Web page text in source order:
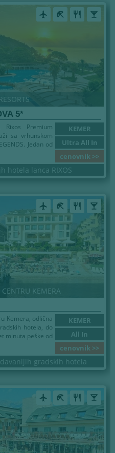
airplanemode_active beach_access restaurant local_bar
5*
KEMER
Ultra All In
cenovnik >>
Rixos Premium
sa vrhunskom
Jedan od
hotela lanca RIXOS
airplanemode_active beach_access restaurant local_bar
KEMERA
KEMER
All In
cenovnik >>
Kemera, odlična
hotela, do
minuta peške od
gradskih hotela
airplanemode_active beach_access restaurant local_bar